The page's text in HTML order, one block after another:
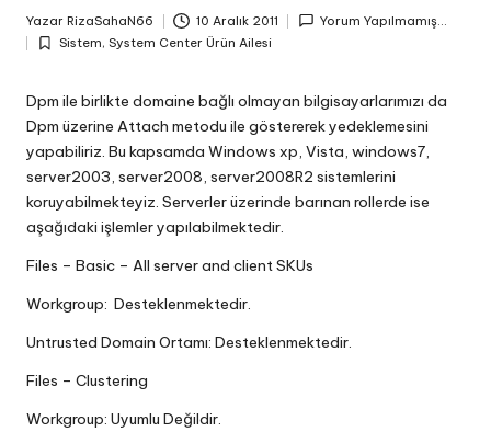
by
Yazar RizaSahaN66 10 Aralık 2011 Yorum Yapılmamış...
Posted
Sistem, System Center Ürün Ailesi
Dpm ile birlikte domaine bağlı olmayan bilgisayarlarımızı da
Dpm üzerine Attach metodu ile göstererek yedeklemesini
yapabiliriz. Bu kapsamda Windows xp, Vista, windows7,
server2003, server2008, server2008R2 sistemlerini
koruyabilmekteyiz. Serverler üzerinde barınan rollerde ise
aşağıdaki işlemler yapılabilmektedir.
Files – Basic – All server and client SKUs
Workgroup: Desteklenmektedir.
Untrusted Domain Ortamı: Desteklenmektedir.
Files – Clustering
Workgroup: Uyumlu Değildir.